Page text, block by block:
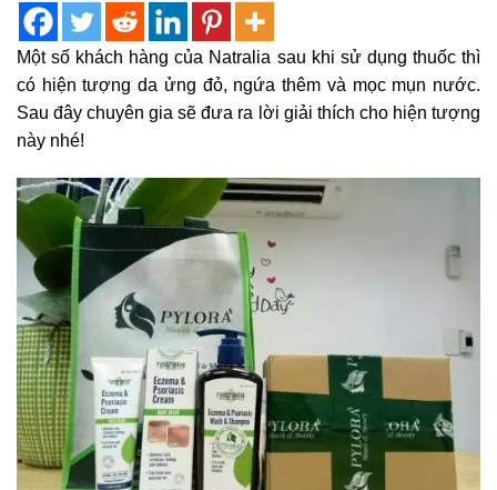
Một số khách hàng của Natralia sau khi sử dụng thuốc thì
có hiện tượng da ửng đỏ, ngứa thêm và mọc mụn nước.
Sau đây chuyên gia sẽ đưa ra lời giải thích cho hiện tượng
này nhé!